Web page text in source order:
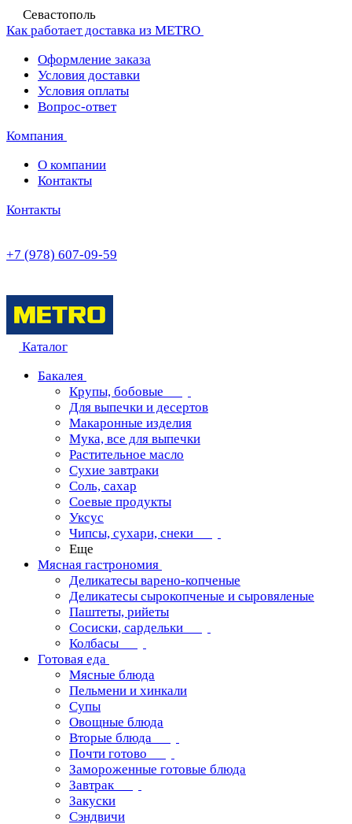
Севастополь
Как работает доставка из METRO
Оформление заказа
Условия доставки
Условия оплаты
Вопрос-ответ
Компания
О компании
Контакты
Контакты
+7 (978) 607-09-59
Каталог
Бакалея
Крупы, бобовые
Для выпечки и десертов
Макаронные изделия
Мука, все для выпечки
Растительное масло
Сухие завтраки
Соль, сахар
Соевые продукты
Уксус
Чипсы, сухари, снеки
Еще
Мясная гастрономия
Деликатесы варено-копченые
Деликатесы сырокопченые и сыровяленые
Паштеты, рийеты
Сосиски, сардельки
Колбасы
Готовая еда
Мясные блюда
Пельмени и хинкали
Супы
Овощные блюда
Вторые блюда
Почти готово
Замороженные готовые блюда
Завтрак
Закуски
Сэндвичи